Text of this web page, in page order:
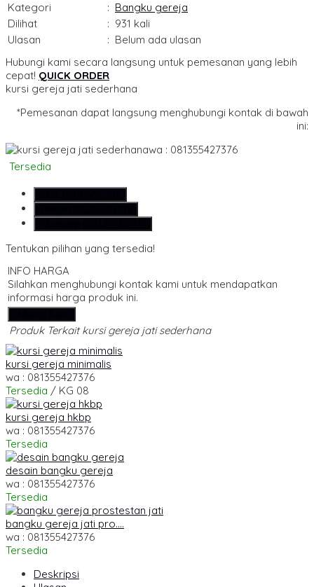
Kategori
: Bangku gereja
Dilihat
: 931 kali
Ulasan
: Belum ada ulasan
Hubungi kami secara langsung untuk pemesanan yang lebih
cepat! QUICK ORDER
kursi gereja jati sederhana
*Pemesanan dapat langsung menghubungi kontak di bawah
ini:
wa : 081355427376
Tersedia
Tentukan pilihan yang tersedia!
INFO HARGA
Silahkan menghubungi kontak kami untuk mendapatkan
informasi harga produk ini.
Produk Terkait kursi gereja jati sederhana
kursi gereja minimalis
wa : 081355427376
Tersedia / KG 08
kursi gereja hkbp
wa : 081355427376
Tersedia
desain bangku gereja
wa : 081355427376
Tersedia
bangku gereja jati pro....
wa : 081355427376
Tersedia
Deskripsi